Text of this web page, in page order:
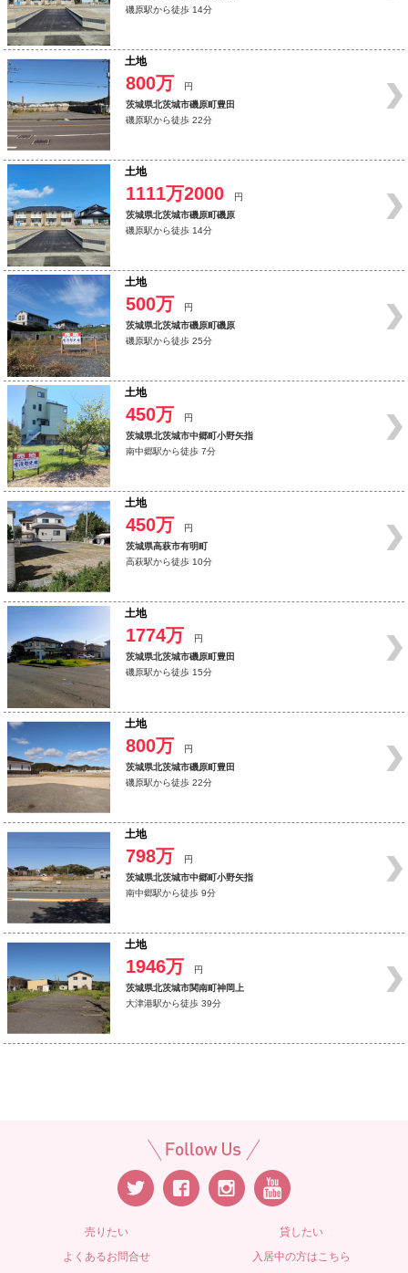
磯原駅から徒歩 14分
土地
800万
円
茨城県北茨城市磯原町豊田
磯原駅から徒歩 22分
土地
1111万2000
円
茨城県北茨城市磯原町磯原
磯原駅から徒歩 14分
土地
500万
円
茨城県北茨城市磯原町磯原
磯原駅から徒歩 25分
土地
450万
円
茨城県北茨城市中郷町小野矢指
南中郷駅から徒歩 7分
土地
450万
円
茨城県高萩市有明町
高萩駅から徒歩 10分
土地
1774万
円
茨城県北茨城市磯原町豊田
磯原駅から徒歩 15分
土地
800万
円
茨城県北茨城市磯原町豊田
磯原駅から徒歩 22分
土地
798万
円
茨城県北茨城市中郷町小野矢指
南中郷駅から徒歩 9分
土地
1946万
円
茨城県北茨城市関南町神岡上
大津港駅から徒歩 39分
売りたい
貸したい
よくあるお問合せ
入居中の方はこちら